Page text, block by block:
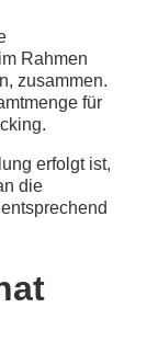
Rahmen
zusammen.
für
erfolgt ist,
die